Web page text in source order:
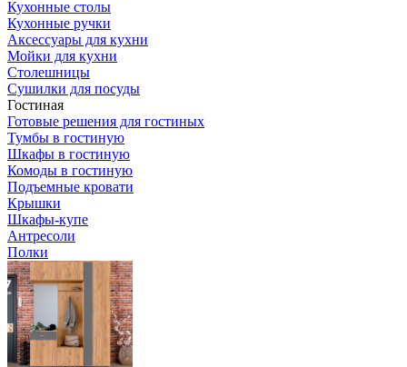
Кухонные столы
Кухонные ручки
Аксессуары для кухни
Мойки для кухни
Столешницы
Сушилки для посуды
Гостиная
Готовые решения для гостиных
Тумбы в гостиную
Шкафы в гостиную
Комоды в гостиную
Подъемные кровати
Крышки
Шкафы-купе
Антресоли
Полки